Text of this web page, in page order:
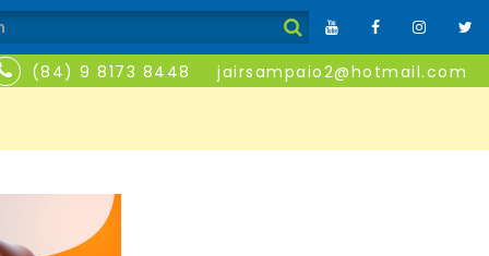
(84) 9 8173 8448 jairsampaio2@hotmail.com